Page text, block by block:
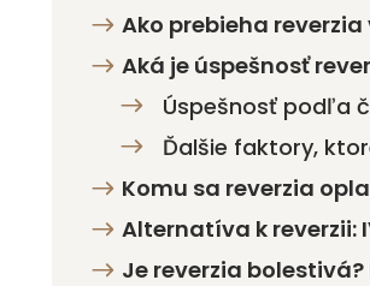
Ako prebieha
Aká je úspešnosť
Úspešnosť podľa
Ďalšie faktory,
Komu sa reverzia
Alternatíva k reverzii:
Je reverzia